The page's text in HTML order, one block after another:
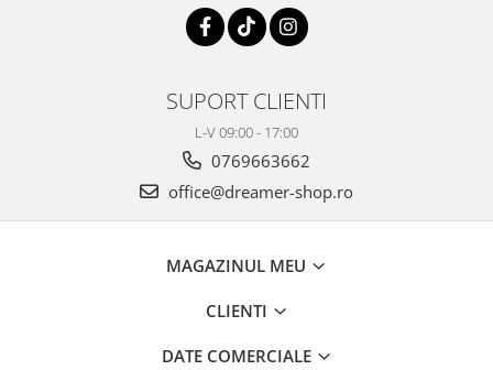
SUPORT CLIENTI
L-V 09:00 - 17:00
0769663662
office@dreamer-shop.ro
MAGAZINUL MEU
CLIENTI
DATE COMERCIALE